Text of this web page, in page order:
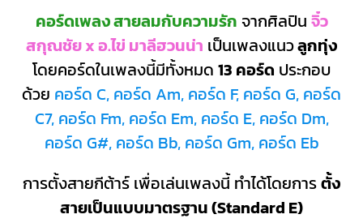
คอร์ดเพลง สายลมกับความรัก จากศิลปิน จิ๋ว
สกุณชัย x อ.ไข่ มาลีฮวนน่า เป็นเพลงแนวลูกทุ่ง
โดยคอร์ดในเพลงนี้มีทั้งหมด 13 คอร์ด ประกอบ
ด้วย คอร์ด C, คอร์ด Am, คอร์ด F, คอร์ด G, คอร์ด
C7, คอร์ด Fm, คอร์ด Em, คอร์ด E, คอร์ด Dm,
คอร์ด G#, คอร์ด Bb, คอร์ด Gm, คอร์ด Eb
การตั้งสายกีต้าร์ เพื่อเล่นเพลงนี้ ทำได้โดยการตั้ง
สายเป็นแบบมาตรฐาน (Standard E)